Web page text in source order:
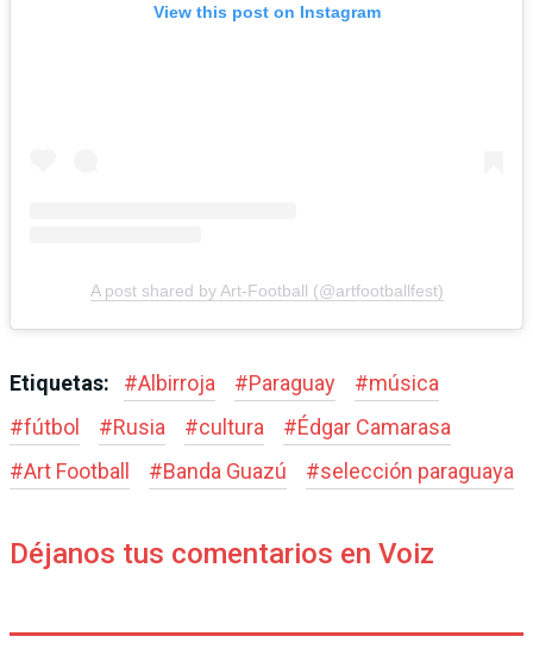
View this post on Instagram
A post shared by Art-Football (@artfootballfest)
Etiquetas: #Albirroja #Paraguay #música
#fútbol #Rusia #cultura #Édgar Camarasa
#Art Football #Banda Guazú #selección paraguaya
Déjanos tus comentarios en Voiz